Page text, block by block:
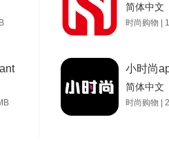
简体中文
时尚购物 |
小时尚
简体中文
时尚购物 |